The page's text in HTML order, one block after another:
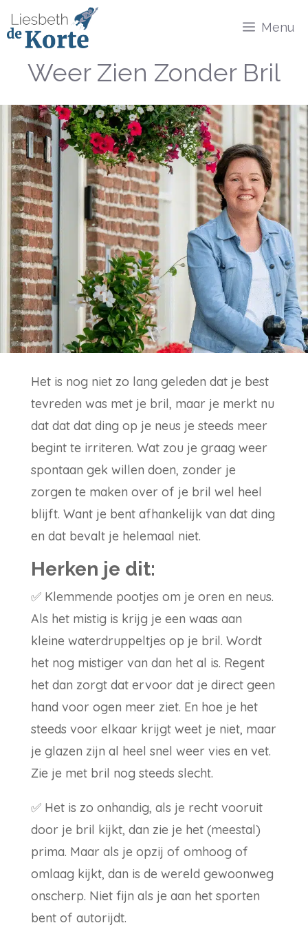
Ga
naar
inhoud
Menu
Weer Zien Zonder Bril
Het is nog niet zo lang geleden dat je best
tevreden was met je bril, maar je merkt nu
dat dat dat ding op je neus je steeds meer
begint te irriteren. Wat zou je graag weer
spontaan gek willen doen, zonder je
zorgen te maken over of je bril wel heel
blijft. Want je bent afhankelijk van dat ding
en dat bevalt je helemaal niet.
Herken je dit:
✅ Klemmende pootjes om je oren en neus.
Als het mistig is krijg je een waas aan
kleine waterdruppeltjes op je bril. Wordt
het nog mistiger van dan het al is. Regent
het dan zorgt dat ervoor dat je direct geen
hand voor ogen meer ziet. En hoe je het
steeds voor elkaar krijgt weet je niet, maar
je glazen zijn al heel snel weer vies en vet.
Zie je met bril nog steeds slecht.
✅ Het is zo onhandig, als je recht vooruit
door je bril kijkt, dan zie je het (meestal)
prima. Maar als je opzij of omhoog of
omlaag kijkt, dan is de wereld gewoonweg
onscherp. Niet fijn als je aan het sporten
bent of autorijdt.